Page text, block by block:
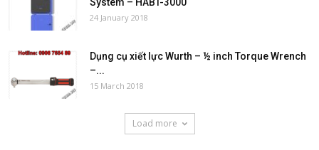
24 January 2018
Dụng cụ xiết lực Wurth – ½ inch Torque Wrench
–...
15 March 2018
Load more